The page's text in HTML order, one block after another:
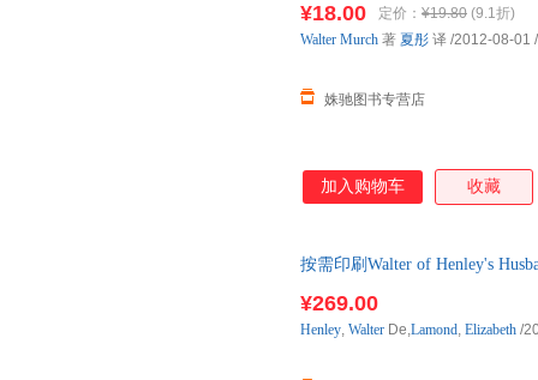
¥18.00 定价： ¥19.80 (9.1折)
姝驰图书专营店
Walter Murch 著 夏彤 译 /2012-08-01 /
加入购物车 收藏
按需印刷Walter of Henley's
¥269.00
Henley, Walter De,Lamond, Elizabeth /